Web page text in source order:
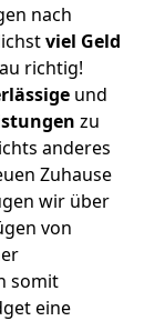
nach
viel Geld
richtig!
und
zu
anderes
Zuhause
wir über
von
somit
eine